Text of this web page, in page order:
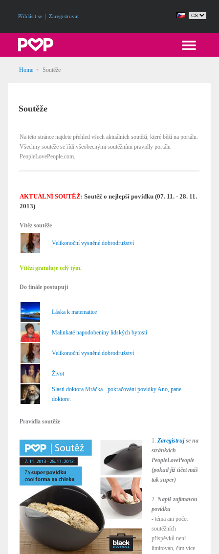
Přihlásit se Zaregistrovat
Home ~ Soutěže
Soutěže
Na této stránce najdete přehled všech aktuálních soutěží, které běží na portálu.
Všechny soutěže se řídí všeobecnými soutěžními pravidly portálu
PeopleLovePeople.com.
AKTUÁLNÍ SOUTĚŽ: Soutěž o nejlepší povídku (07. 11. - 28. 11.
2013)
Vítěz soutěže
Velikonoční vysněné dobrodružství
Vítězi gratuluje celý tým.
Do finále postupují
Láska k matematice
Malinkaté napodobeniny lidských bytostí
Velikonoční vysněné dobrodružství
Život
Slasti doktora Mráčka - pokračování povídky Ano, pane
doktore.
Pravidla soutěže
1. Zaregistrujse na
stránkách
PeopleLovePeople
(pokud již účet máš
tak super)
2. Napiš zajímavou
povídku
- téma ani počet
soutěžních
příspěvků není
limitován, čím více